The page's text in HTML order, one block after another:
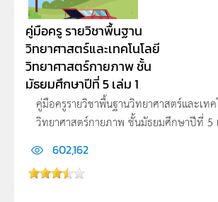
คู่มือครู รายวิชาพื้นฐาน
วิทยาศาสตร์และเทคโนโลยี
วิทยาศาสตร์กายภาพ ชั้น
มัธยมศึกษาปีที่ 5 เล่ม 1
คู่มือครูรายวิชาพื้นฐานวิทยาศาสตร์และเทค
วิทยาศาสตร์กายภาพ ชั้นมัธยมศึกษาปีที่ 5
602,162